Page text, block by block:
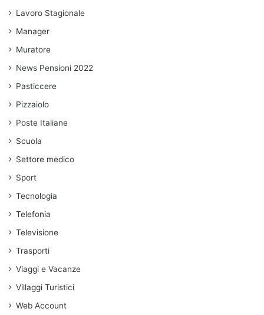
Lavoro Stagionale
Manager
Muratore
News Pensioni 2022
Pasticcere
Pizzaiolo
Poste Italiane
Scuola
Settore medico
Sport
Tecnologia
Telefonia
Televisione
Trasporti
Viaggi e Vacanze
Villaggi Turistici
Web Account